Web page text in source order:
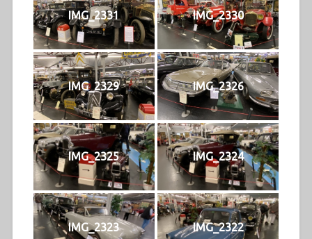
IMG_2331 IMG_2330
IMG_2329 IMG_2326
IMG_2325 IMG_2324
IMG_2323 IMG_2322